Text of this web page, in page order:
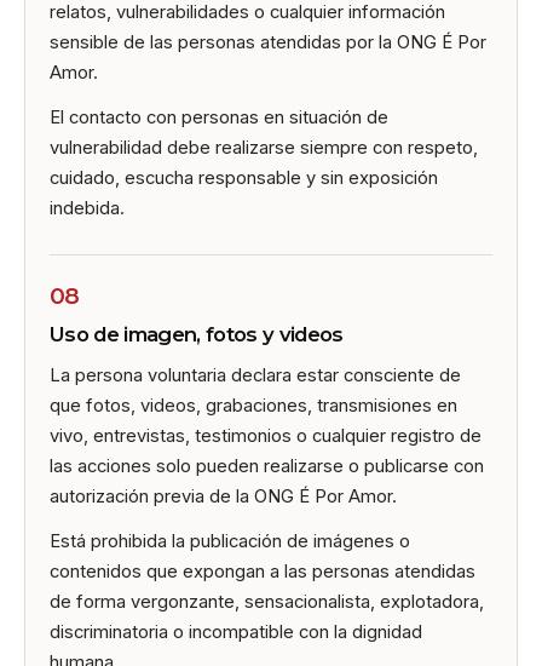
relatos, vulnerabilidades o cualquier información
sensible de las personas atendidas por la ONG É Por
Amor.
El contacto con personas en situación de
vulnerabilidad debe realizarse siempre con respeto,
cuidado, escucha responsable y sin exposición
indebida.
08
Uso de imagen, fotos y videos
La persona voluntaria declara estar consciente de
que fotos, videos, grabaciones, transmisiones en
vivo, entrevistas, testimonios o cualquier registro de
las acciones solo pueden realizarse o publicarse con
autorización previa de la ONG É Por Amor.
Está prohibida la publicación de imágenes o
contenidos que expongan a las personas atendidas
de forma vergonzante, sensacionalista, explotadora,
discriminatoria o incompatible con la dignidad